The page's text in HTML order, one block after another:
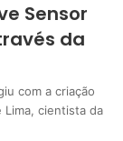
Sensor
da
com a criação
cientista da